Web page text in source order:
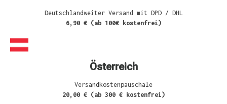
Deutschlandweiter Versand mit DPD / DHL
6,90 € (ab 100€ kostenfrei)
Österreich
Versandkostenpauschale
20,00 € (ab 300 € kostenfrei)